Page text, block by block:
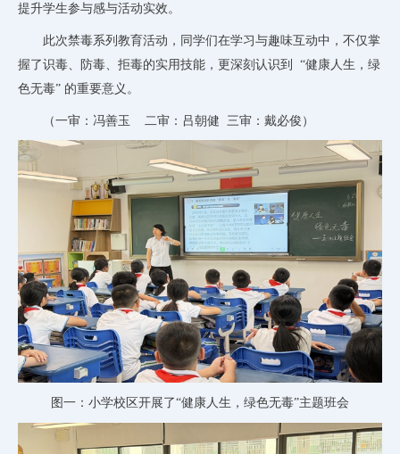
提升学生参与感与活动实效。
此次禁毒系列教育活动，同学们在学习与趣味互动中，不仅掌
握了识毒、防毒、拒毒的实用技能，更深刻认识到
“健康人生，绿
色无毒” 的重要意义。
（一审：冯善玉 二审：吕朝健 三审：戴必俊）
图一： 小学校区开展了“健康人生，绿色无毒”主题班会